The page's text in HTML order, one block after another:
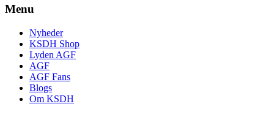
Menu
Nyheder
KSDH Shop
Lyden AGF
AGF
AGF Fans
Blogs
Om KSDH